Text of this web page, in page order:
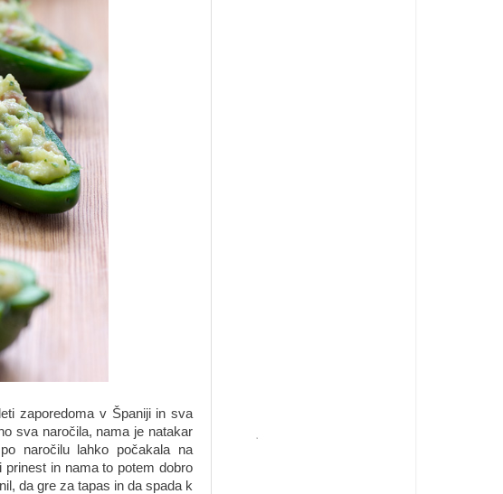
zaporedoma v Španiji in sva
sva naročila, nama je natakar
naročilu lahko počakala na
in nama to potem dobro
da gre za tapas in da spada k